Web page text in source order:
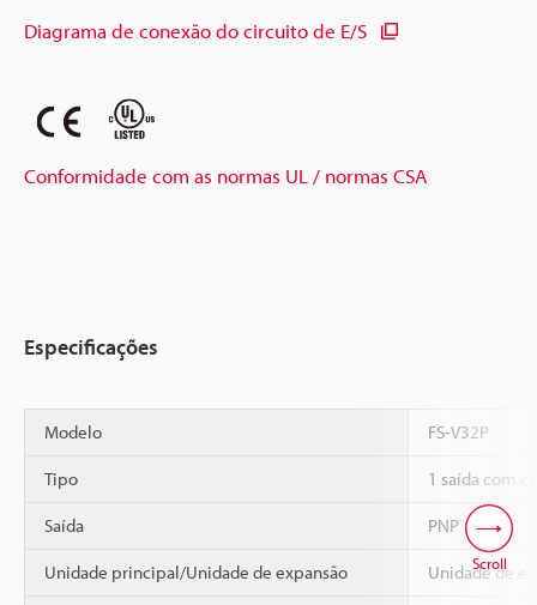
Diagrama de conexão do circuito de E/S
Conformidade com as normas UL / normas CSA
Especificações
Modelo FS-V32P
Tipo 1 saída com
Saída PNP
Unidade principal/Unidade de expansão Unidade de
Scroll